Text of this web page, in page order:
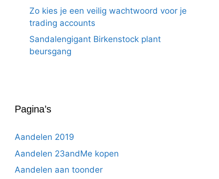
Zo kies je een veilig wachtwoord voor je
trading accounts
Sandalengigant Birkenstock plant
beursgang
Pagina’s
Aandelen 2019
Aandelen 23andMe kopen
Aandelen aan toonder